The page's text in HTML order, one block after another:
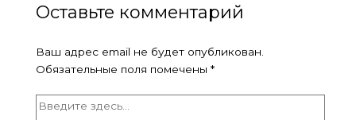
Оставьте комментарий
Ваш адрес email не будет опубликован.
Обязательные поля помечены *
Введите